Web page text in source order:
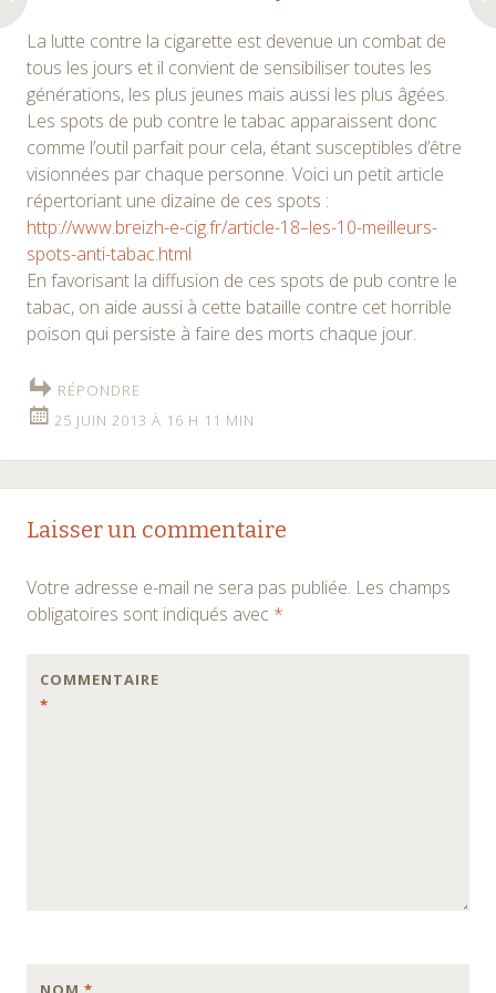
La lutte contre la cigarette est devenue un combat de
tous les jours et il convient de sensibiliser toutes les
générations, les plus jeunes mais aussi les plus âgées.
Les spots de pub contre le tabac apparaissent donc
comme l’outil parfait pour cela, étant susceptibles d’être
visionnées par chaque personne. Voici un petit article
répertoriant une dizaine de ces spots :
http://www.breizh-e-cig.fr/article-18–les-10-meilleurs-
spots-anti-tabac.html
En favorisant la diffusion de ces spots de pub contre le
tabac, on aide aussi à cette bataille contre cet horrible
poison qui persiste à faire des morts chaque jour.
RÉPONDRE
25 JUIN 2013 À 16 H 11 MIN
Laisser un commentaire
Votre adresse e-mail ne sera pas publiée. Les champs
obligatoires sont indiqués avec *
COMMENTAIRE
*